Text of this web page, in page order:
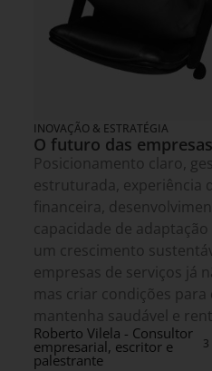
INOVAÇÃO & ESTRATÉGIA
O futuro das
Posicionamento claro,
estruturada, experiência
financeira,
capacidade de
um crescimento
empresas de serviços já
mas criar condições para
mantenha saudável e
Roberto Vilela - Consultor
empresarial, escritor e
palestrante